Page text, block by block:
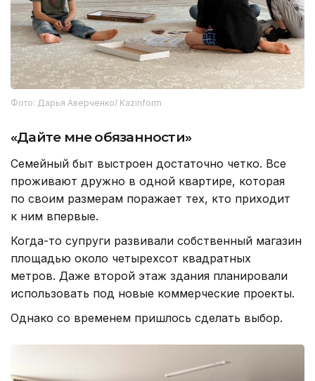
Фото: Дарья Аверченко/ Kazinform
«Дайте мне обязанности»
Семейный быт выстроен достаточно четко. Все
проживают дружно в одной квартире, которая
по своим размерам поражает тех, кто приходит
к ним впервые.
Когда-то супруги развивали собственный магазин
площадью около четырехсот квадратных
метров. Даже второй этаж здания планировали
использовать под новые коммерческие проекты.
Однако со временем пришлось сделать выбор.